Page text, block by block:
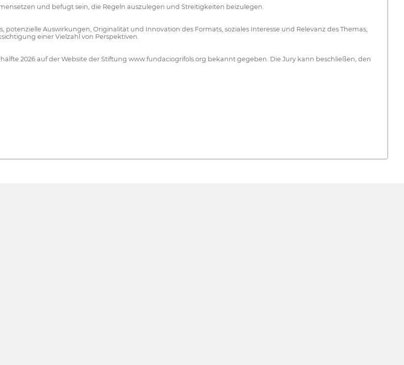
und befugt sein, die Regeln auszulegen und Streitigkeiten beizulegen.
Auswirkungen, Originalität und Innovation des Formats, soziales Interesse und Relevanz des Themas,
einer Vielzahl von Perspektiven.
2026 auf der Website der Stiftung www.fundaciogrifols.org bekannt gegeben. Die Jury kann beschließen, den